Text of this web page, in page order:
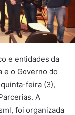
e entidades da
e o Governo do
feira (3),
A
foi organizada